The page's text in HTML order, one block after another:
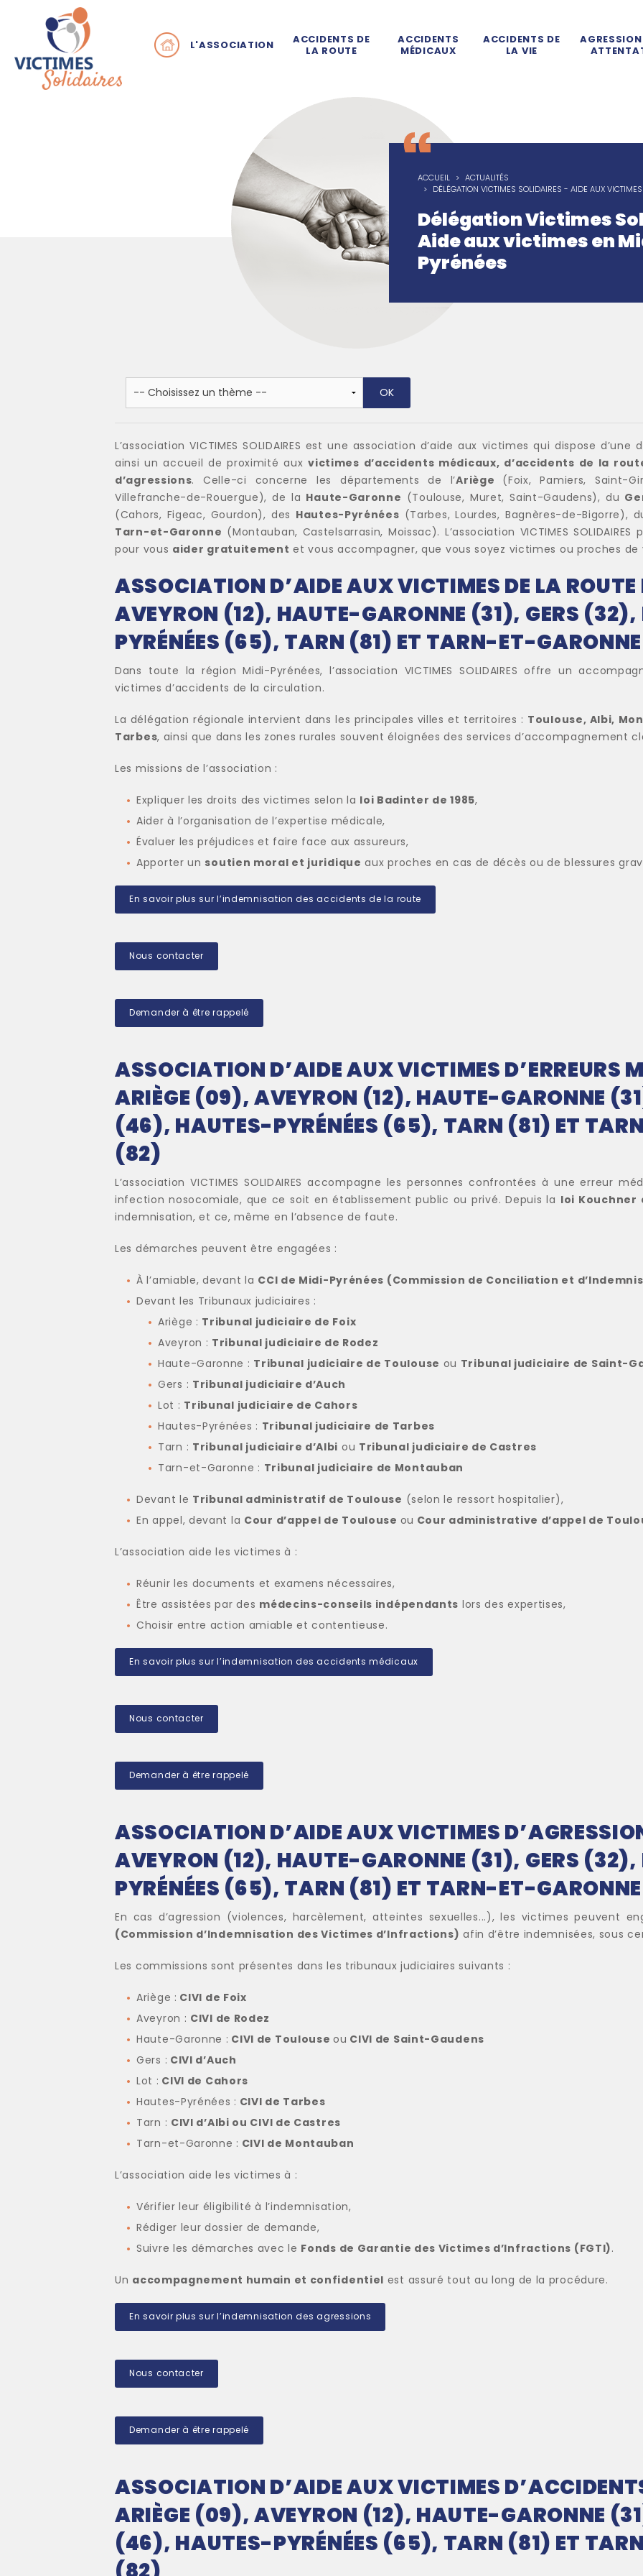
L'ASSOCIATION
ACCIDENTS DE
LA ROUTE
ACCIDENTS
MÉDICAUX
ACCIDENTS DE
LA VIE
ACCUEIL
ACTUALITÉS
DÉLÉGATION VICTIMES SOLIDAIRES - AIDE AUX
Délégation Victimes
Aide aux victimes en
Pyrénées
L’association VICTIMES SOLIDAIRES est une association d’aide aux victimes qui dispose d’une
ainsi un accueil de proximité auxvictimes d’accidents médicaux, d’accidents de la
d’agressions. Celle-ci concerne les départements de l’Ariège (Foix, Pamiers, Saint-
Villefranche-de-Rouergue), de la Haute-Garonne (Toulouse, Muret, Saint-Gaudens), du
(Cahors, Figeac, Gourdon), des Hautes-Pyrénées (Tarbes, Lourdes, Bagnères-de-Bigorre),
Tarn-et-Garonne (Montauban, Castelsarrasin, Moissac). L’association VICTIMES
pour vous aider gratuitement et vous accompagner, que vous soyez victimes ou proches de
ASSOCIATION D’AIDE AUX VICTIMES DE LA
AVEYRON (12), HAUTE-GARONNE (31), GERS
PYRÉNÉES (65), TARN (81) ET TARN-ET-
Dans toute la région Midi-Pyrénées, l’association VICTIMES SOLIDAIRES offre un
victimes d’accidents de la circulation.
La délégation régionale intervient dans les principales villes et territoires : Toulouse, Albi,
Tarbes, ainsi que dans les zones rurales souvent éloignées des services d’accompagnement
Les missions de l’association :
Expliquer les droits des victimes selon la loi Badinter de 1985,
Aider à l’organisation de l’expertise médicale,
Évaluer les préjudices et faire face aux assureurs,
Apporter un soutien moral et juridique aux proches en cas de décès ou de blessures
En savoir plus sur l’indemnisation des accidents de la route
Nous contacter
Demander à être rappelé
ASSOCIATION D’AIDE AUX VICTIMES D’ERREURS
ARIÈGE (09), AVEYRON (12), HAUTE-GARONNE
(46), HAUTES-PYRÉNÉES (65), TARN (81) ET
(82)
L’association VICTIMES SOLIDAIRES accompagne les personnes confrontées à une erreur
infection nosocomiale, que ce soit en établissement public ou privé. Depuis la loi Kouchner
indemnisation, et ce, même en l’absence de faute.
Les démarches peuvent être engagées :
À l’amiable, devant la CCI de Midi-Pyrénées (Commission de Conciliation et
Devant les Tribunaux judiciaires :
Ariège : Tribunal judiciaire de Foix
Aveyron : Tribunal judiciaire de Rodez
Haute-Garonne : Tribunal judiciaire de Toulouse ou Tribunal judiciaire de Saint-
Gers : Tribunal judiciaire d’Auch
Lot : Tribunal judiciaire de Cahors
Hautes-Pyrénées : Tribunal judiciaire de Tarbes
Tarn : Tribunal judiciaire d’Albi ou Tribunal judiciaire de Castres
Tarn-et-Garonne : Tribunal judiciaire de Montauban
Devant le Tribunal administratif de Toulouse (selon le ressort hospitalier),
En appel, devant la Cour d’appel de Toulouse ou Cour administrative d’appel de
L’association aide les victimes à :
Réunir les documents et examens nécessaires,
Être assistées par des médecins-conseils indépendants lors des expertises,
Choisir entre action amiable et contentieuse.
En savoir plus sur l’indemnisation des accidents médicaux
Nous contacter
Demander à être rappelé
ASSOCIATION D’AIDE AUX VICTIMES
AVEYRON (12), HAUTE-GARONNE (31), GERS
PYRÉNÉES (65), TARN (81) ET TARN-ET-
En cas d’agression (violences, harcèlement, atteintes sexuelles...), les victimes peuvent
(Commission d’Indemnisation des Victimes d’Infractions) afin d’être indemnisées, sous
Les commissions sont présentes dans les tribunaux judiciaires suivants :
Ariège : CIVI de Foix
Aveyron : CIVI de Rodez
Haute-Garonne : CIVI de Toulouseou CIVI de Saint-Gaudens
Gers : CIVI d’Auch
Lot : CIVI de Cahors
Hautes-Pyrénées : CIVI de Tarbes
Tarn : CIVI d’Albi ou CIVI de Castres
Tarn-et-Garonne : CIVI de Montauban
L’association aide les victimes à :
Vérifier leur éligibilité à l’indemnisation,
Rédiger leur dossier de demande,
Suivre les démarches avec le Fonds de Garantie des Victimes d’Infractions (FGTI).
Un accompagnement humain et confidentiel est assuré tout au long de la procédure.
En savoir plus sur l’indemnisation des agressions
Nous contacter
Demander à être rappelé
ASSOCIATION D’AIDE AUX VICTIMES
ARIÈGE (09), AVEYRON (12), HAUTE-GARONNE
(46), HAUTES-PYRÉNÉES (65), TARN (81) ET